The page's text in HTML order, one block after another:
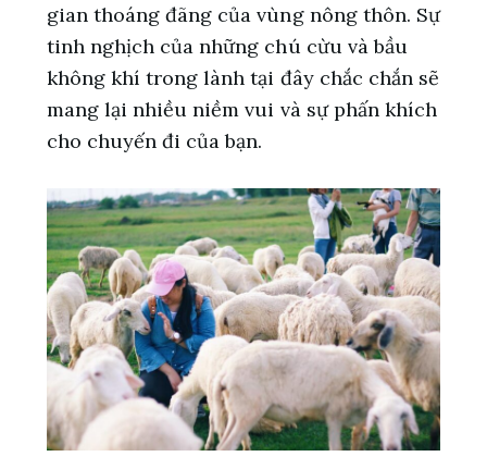
gian thoáng đãng của vùng nông thôn. Sự
tinh nghịch của những chú cừu và bầu
không khí trong lành tại đây chắc chắn sẽ
mang lại nhiều niềm vui và sự phấn khích
cho chuyến đi của bạn.